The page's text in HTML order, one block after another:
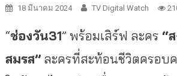
18 มีนาคม 2024 TV Digital Watch
“ช่องวัน31” พร้อมเสิร์ฟ ละคร “
สมรส”ละครที่สะท้อนชีวิตครอบ